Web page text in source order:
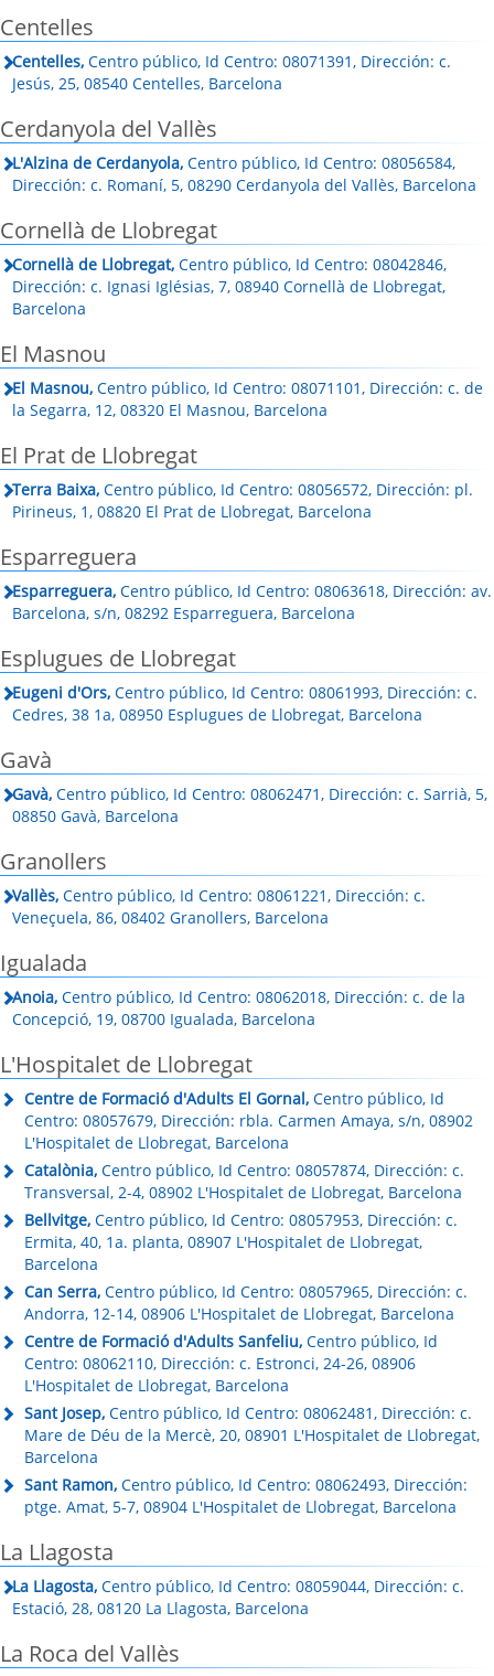
Centelles
Centelles, Centro público, Id Centro: 08071391, Dirección: c.
Jesús, 25, 08540 Centelles, Barcelona
Cerdanyola del Vallès
L'Alzina de Cerdanyola, Centro público, Id Centro: 08056584,
Dirección: c. Romaní, 5, 08290 Cerdanyola del Vallès, Barcelona
Cornellà de Llobregat
Cornellà de Llobregat, Centro público, Id Centro: 08042846,
Dirección: c. Ignasi Iglésias, 7, 08940 Cornellà de Llobregat,
Barcelona
El Masnou
El Masnou, Centro público, Id Centro: 08071101, Dirección: c. de
la Segarra, 12, 08320 El Masnou, Barcelona
El Prat de Llobregat
Terra Baixa, Centro público, Id Centro: 08056572, Dirección: pl.
Pirineus, 1, 08820 El Prat de Llobregat, Barcelona
Esparreguera
Esparreguera, Centro público, Id Centro: 08063618, Dirección: av.
Barcelona, s/n, 08292 Esparreguera, Barcelona
Esplugues de Llobregat
Eugeni d'Ors, Centro público, Id Centro: 08061993, Dirección: c.
Cedres, 38 1a, 08950 Esplugues de Llobregat, Barcelona
Gavà
Gavà, Centro público, Id Centro: 08062471, Dirección: c. Sarrià, 5,
08850 Gavà, Barcelona
Granollers
Vallès, Centro público, Id Centro: 08061221, Dirección: c.
Veneçuela, 86, 08402 Granollers, Barcelona
Igualada
Anoia, Centro público, Id Centro: 08062018, Dirección: c. de la
Concepció, 19, 08700 Igualada, Barcelona
L'Hospitalet de Llobregat
Centre de Formació d'Adults El Gornal, Centro público, Id
Centro: 08057679, Dirección: rbla. Carmen Amaya, s/n, 08902
L'Hospitalet de Llobregat, Barcelona
Catalònia, Centro público, Id Centro: 08057874, Dirección: c.
Transversal, 2-4, 08902 L'Hospitalet de Llobregat, Barcelona
Bellvitge, Centro público, Id Centro: 08057953, Dirección: c.
Ermita, 40, 1a. planta, 08907 L'Hospitalet de Llobregat,
Barcelona
Can Serra, Centro público, Id Centro: 08057965, Dirección: c.
Andorra, 12-14, 08906 L'Hospitalet de Llobregat, Barcelona
Centre de Formació d'Adults Sanfeliu, Centro público, Id
Centro: 08062110, Dirección: c. Estronci, 24-26, 08906
L'Hospitalet de Llobregat, Barcelona
Sant Josep, Centro público, Id Centro: 08062481, Dirección: c.
Mare de Déu de la Mercè, 20, 08901 L'Hospitalet de Llobregat,
Barcelona
Sant Ramon, Centro público, Id Centro: 08062493, Dirección:
ptge. Amat, 5-7, 08904 L'Hospitalet de Llobregat, Barcelona
La Llagosta
La Llagosta, Centro público, Id Centro: 08059044, Dirección: c.
Estació, 28, 08120 La Llagosta, Barcelona
La Roca del Vallès